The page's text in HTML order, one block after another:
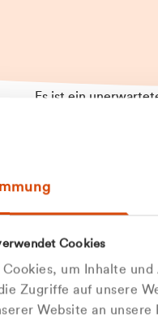
Cookies
um Inhalte
Zugriffe auf unsere
Website an
Zu
Es ist ein
aufgetretenen
Unannehmlichkeiten.
Zum Abfallberater
Oder